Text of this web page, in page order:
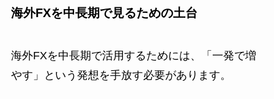
海外FXを中長期で見るための土台
海外FXを中長期で活用するためには、「一発で増
やす」という発想を手放す必要があります。